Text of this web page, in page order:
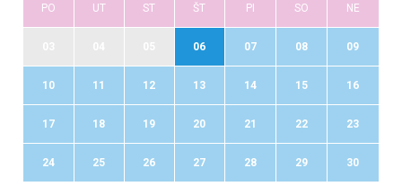
PO UT ST ŠT PI SO NE
06 07 08 09
10 11 12 13 14 15 16
17 18 19 20 21 22 23
24 25 26 27 28 29 30